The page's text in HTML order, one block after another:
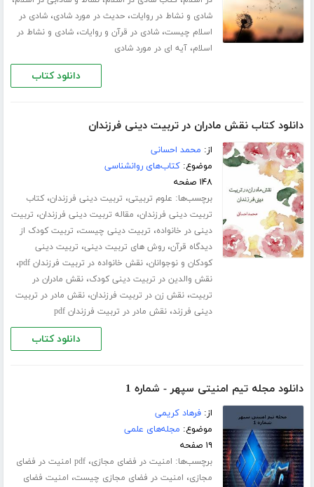
شادی و نشاط در روایات،حدیث در مورد شادی،شادی در
اسلام چیست،شادی در قرآن و روایات،شادی و نشاط در
اسلام،آیه ای در مورد شادی
دانلود کتاب
دانلود کتاب نقش مادران در تربیت دینی فرزندان
از: محمد احسانی
موضوع:کتاب‌های روانشناسی
۱۴۸ صفحه
برچسب‌ها: علوم تربیتی، تربیت دینی فرزندان،کتاب
تربیت دینی فرزندان، مقاله تربیت دینی فرزندان، تربیت
دینی در خانواده، تربیت دینی چیست، تربیت کودک از
دیدگاه قرآن،روش های تربیت دینی، تربیت دینی
کودکان و نوجوانان،نقش خانواده در تربیت فرزندان pdf ،
نقش والدین در تربیت دینی کودک،نقش مادران در
تربیت،نقش زن در تربیت فرزندان،نقش مادر در تربیت
دینی فرزند،نقش مادر در تربیت فرزندان pdf
دانلود کتاب
دانلود مجله تیم امنیتی سپهر - شماره 1
از:فرهاد کریمی
موضوع: مجله‌های علمی
۱۹ صفحه
برچسب‌ها: امنیت در فضای مجازی،
pdf امنیت در فضای
مجازی، امنیت در فضای مجازی چیست، امنیت فضای